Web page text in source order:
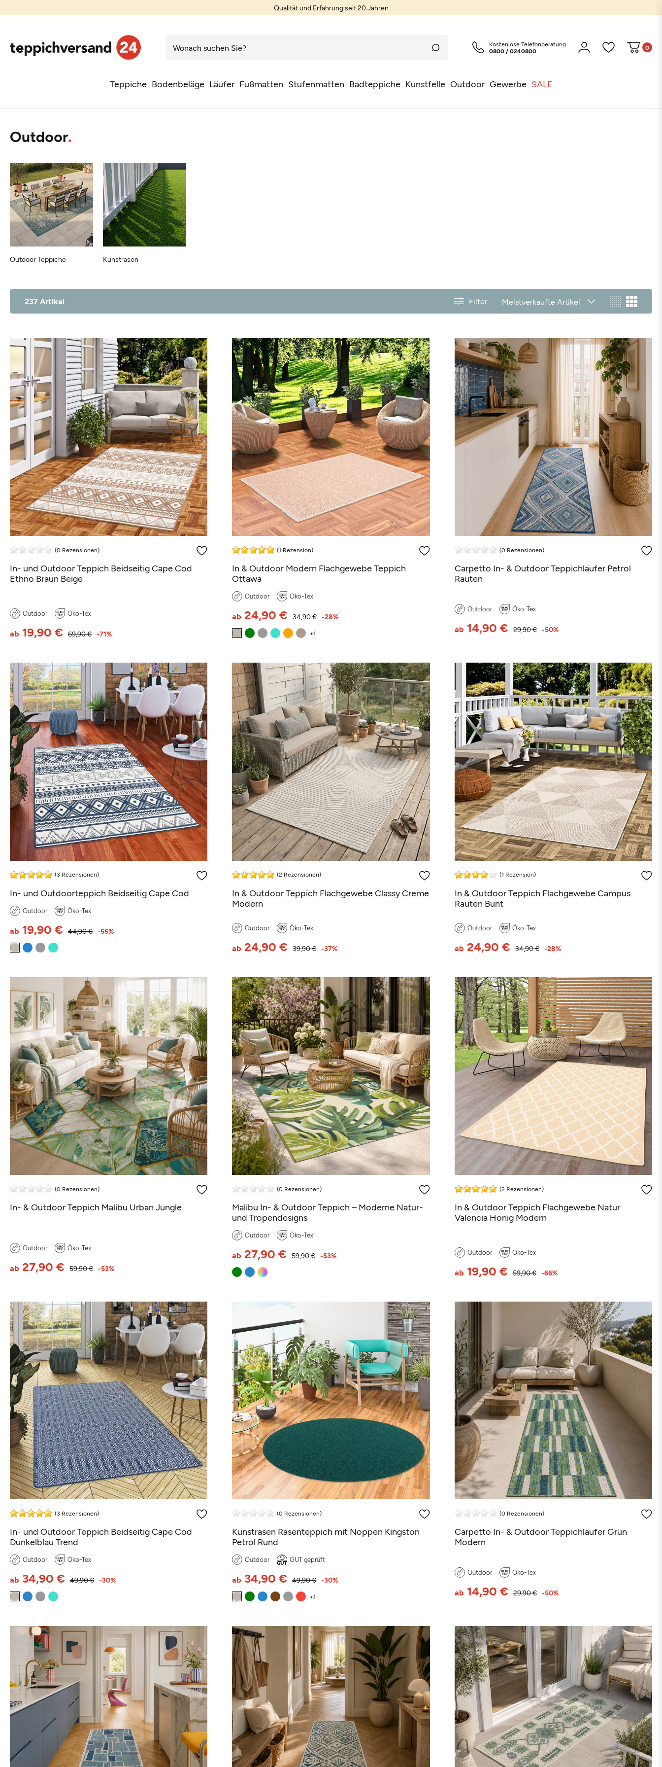
Qualität und Erfahrung seit 20 Jahren
Teppiche nach Wunschmaß
Teppiche Bodenbeläge Läufer Fußmatten Stufenmatten Badteppiche Kunstfelle Outdoor Gewerbe SALE
Kostenlose Telefonberatung
0800 / 0240800
0
Weiß
Beige Grau
Schwarz Türkis
Outdoor
Outdoor Teppiche Kunstrasen
237 Artikel Filter
(0 Rezensionen)
In- und Outdoor Teppich Beidseitig Cape Cod
Ethno Braun Beige
Outdoor Öko-Tex
69,90 €
ab 19,90 € -71%
(1 Rezension)
In & Outdoor Modern Flachgewebe Teppich
Ottawa
Outdoor Öko-Tex
34,90 €
ab 24,90 € -28%
(0 Rezensionen)
Carpetto In- & Outdoor Teppichläufer Petrol
Rauten
Outdoor Öko-Tex
29,90 €
ab 14,90 € -50%
(3 Rezensionen)
In- und Outdoorteppich Beidseitig Cape Cod
Outdoor Öko-Tex
44,90 €
ab 19,90 € -55%
(2 Rezensionen)
In & Outdoor Teppich Flachgewebe Classy Creme
Modern
Outdoor Öko-Tex
39,90 €
ab 24,90 € -37%
(1 Rezension)
In & Outdoor Teppich Flachgewebe Campus
Rauten Bunt
Outdoor Öko-Tex
34,90 €
ab 24,90 € -28%
(0 Rezensionen)
In- & Outdoor Teppich Malibu Urban Jungle
Outdoor Öko-Tex
59,90 €
ab 27,90 € -53%
(0 Rezensionen)
Malibu In- & Outdoor Teppich – Moderne Natur-
und Tropendesigns
Outdoor Öko-Tex
59,90 €
ab 27,90 € -53%
(2 Rezensionen)
In & Outdoor Teppich Flachgewebe Natur
Valencia Honig Modern
Outdoor Öko-Tex
59,90 €
ab 19,90 € -66%
(3 Rezensionen)
In- und Outdoor Teppich Beidseitig Cape Cod
Dunkelblau Trend
Outdoor Öko-Tex
49,90 €
ab 34,90 € -30%
(0 Rezensionen)
Kunstrasen Rasenteppich mit Noppen Kingston
Petrol Rund
Outdoor GUT geprüft
49,90 €
ab 34,90 € -30%
(0 Rezensionen)
Carpetto In- & Outdoor Teppichläufer Grün
Modern
Outdoor Öko-Tex
29,90 €
ab 14,90 € -50%